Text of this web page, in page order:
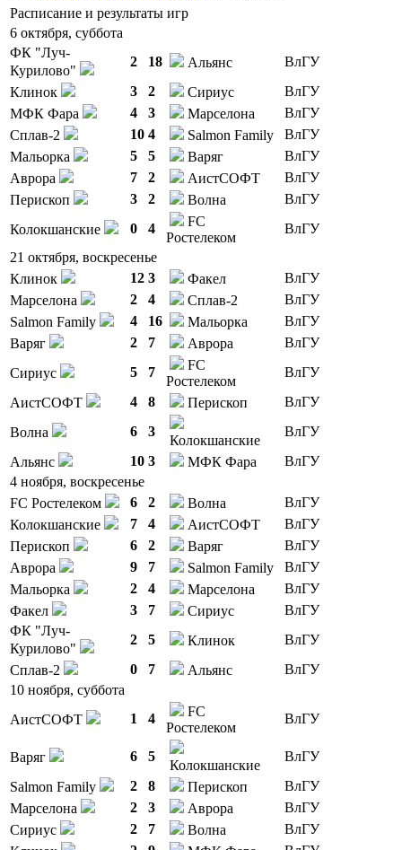
Расписание и результаты игр
6 октября, суббота
ФК "Луч-
Курилово"
2 18 Альянс
ВлГУ
Клинок
3 2 Сириус
ВлГУ
МФК Фара
4 3 Марселона
ВлГУ
Сплав-2
10 4 Salmon Family
ВлГУ
Мальорка
5 5 Варяг
ВлГУ
Аврора
7 2 АистСОФТ
ВлГУ
Перископ
3 2 Волна
ВлГУ
Колокшанские
0 4
FC
Ростелеком
ВлГУ
21 октября, воскресенье
Клинок
12 3 Факел
ВлГУ
Марселона
2 4 Сплав-2
ВлГУ
Salmon Family
4 16 Мальорка
ВлГУ
Варяг
2 7 Аврора
ВлГУ
Сириус
5 7
FC
Ростелеком
ВлГУ
АистСОФТ
4 8 Перископ
ВлГУ
Волна
6 3
Колокшанские
ВлГУ
Альянс
10 3 МФК Фара
ВлГУ
4 ноября, воскресенье
FC Ростелеком
6 2 Волна
ВлГУ
Колокшанские
7 4 АистСОФТ
ВлГУ
Перископ
6 2 Варяг
ВлГУ
Аврора
9 7 Salmon Family
ВлГУ
Мальорка
2 4 Марселона
ВлГУ
Факел
3 7 Сириус
ВлГУ
ФК "Луч-
Курилово"
2 5 Клинок
ВлГУ
Сплав-2
0 7 Альянс
ВлГУ
10 ноября, суббота
АистСОФТ
1 4
FC
Ростелеком
ВлГУ
Варяг 6 5
Колокшанские
ВлГУ
Salmon Family
2 8 Перископ
ВлГУ
Марселона
2 3 Аврора
ВлГУ
Сириус
2 7 Волна
ВлГУ